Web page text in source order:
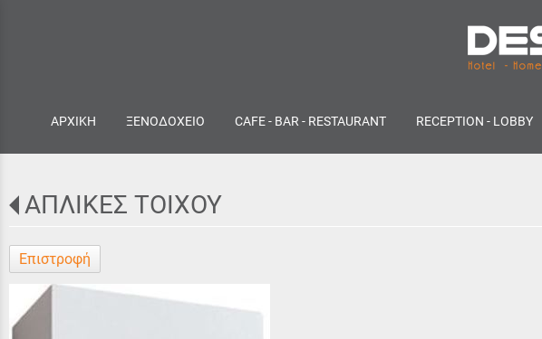
ΑΡΧΙΚΗ ΞΕΝΟΔΟΧΕΙΟ CAFE - BAR - RESTAURANT RECEPTION - LOBBY
ΑΠΛΙΚΕΣ ΤΟΙΧΟΥ
Επιστροφή